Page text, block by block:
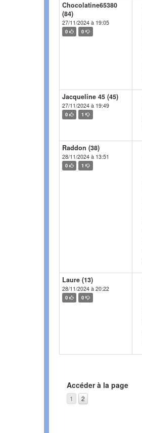
Chocolatine65380
(84)
27/11/2024 à 19:05
0 0
Jacqueline 45 (45)
27/11/2024 à 19:49
0 1
Raddon (38)
28/11/2024 à 13:51
0 1
Laure (13)
28/11/2024 à 20:22
0 0
Accéder à la page
1 2